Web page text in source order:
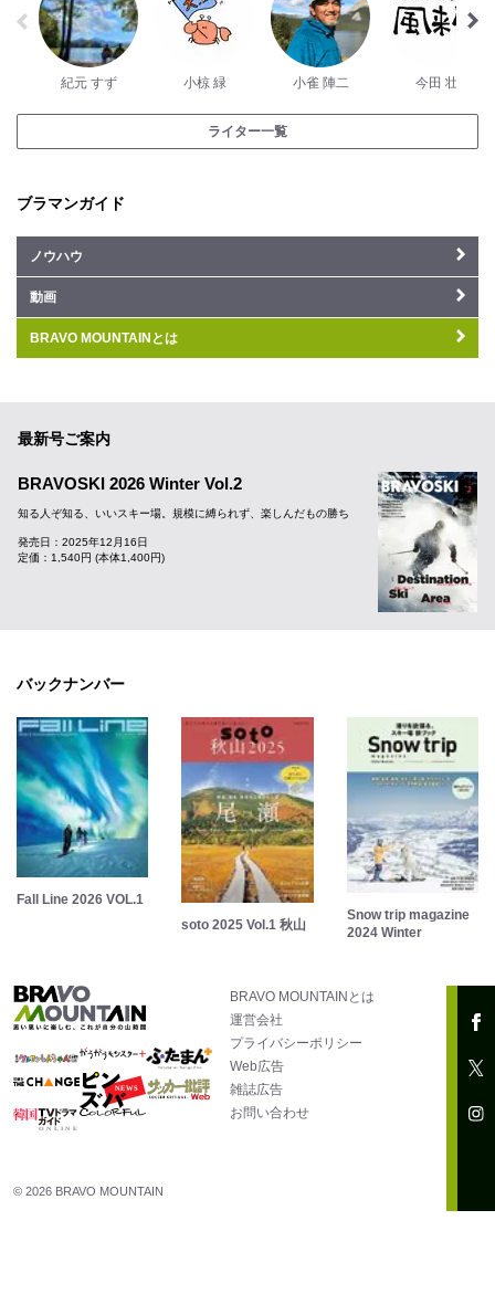
紀元 すず 小椋 緑 小雀 陣二 今田 壮
ライター一覧
ブラマンガイド
ノウハウ
動画
BRAVO MOUNTAINとは
最新号ご案内
BRAVOSKI 2026 Winter Vol.2
知る人ぞ知る、いいスキー場。規模に縛られず、楽しんだもの勝ち
発売日：2025年12月16日
定価：1,540円 (本体1,400円)
バックナンバー
Fall Line 2026 VOL.1
soto 2025 Vol.1 秋山
Snow trip magazine
2024 Winter
BRAVO MOUNTAINとは
運営会社
プライバシーポリシー
Web広告
雑誌広告
お問い合わせ
© 2026 BRAVO MOUNTAIN